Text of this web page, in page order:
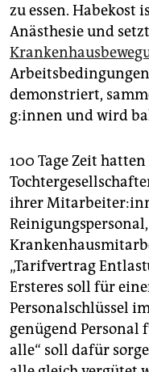
zu essen.
Anästhesie und
demonstriert,
g:in­nen und wird
100 Tage Zeit
ihrer
„Tarifvertrag
Ersteres soll für
Personalschlüssel
genügend Personal
alle“ soll dafür